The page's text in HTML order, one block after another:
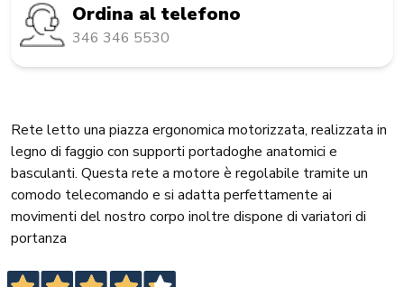
Ordina al telefono
346 346 5530
Rete letto una piazza ergonomica motorizzata, realizzata in
legno di faggio con supporti portadoghe anatomici e
basculanti. Questa rete a motore è regolabile tramite un
comodo telecomando e si adatta perfettamente ai
movimenti del nostro corpo inoltre dispone di variatori di
portanza